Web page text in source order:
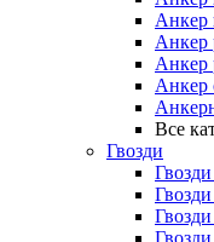
Анкер
Анкер
Анкер
Анкер
Все
Гвозди